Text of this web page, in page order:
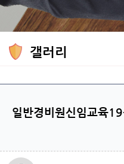
갤러리
일반경비원신임교육